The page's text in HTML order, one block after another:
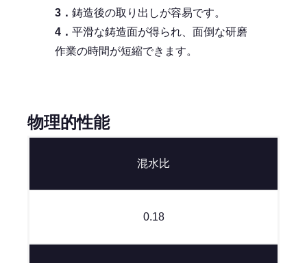
3． 鋳造後の取り出しが容易です。
4． 平滑な鋳造面が得られ、面倒な研磨
作業の時間が短縮できます。
物理的性能
混水比
0.18